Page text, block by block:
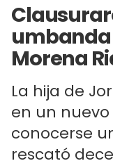
umbanda
Morena
La hija de
en un
conocerse
rescató